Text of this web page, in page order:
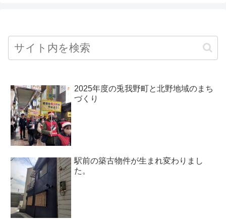
2025年度の兎我野町と北野地域のまち
づくり
駅前の築古物件が生まれ変わりまし
た。